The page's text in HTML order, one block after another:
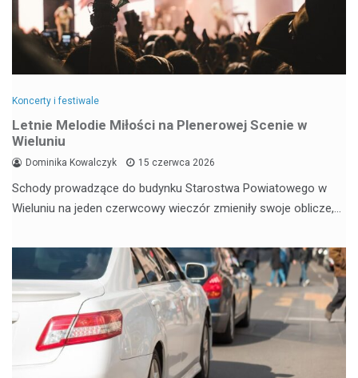
Koncerty i festiwale
Letnie Melodie Miłości na Plenerowej Scenie w
Wieluniu
Dominika Kowalczyk 15 czerwca 2026
Schody prowadzące do budynku Starostwa Powiatowego w
Wieluniu na jeden czerwcowy wieczór zmieniły swoje oblicze,…